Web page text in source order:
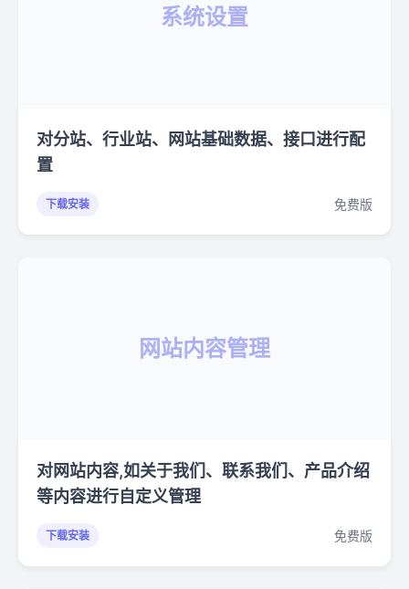
系统设置
对分站、行业站、网站基础数据、接口进行配
置
下载安装 免费版
网站内容管理
对网站内容,如关于我们、联系我们、产品介绍
等内容进行自定义管理
下载安装 免费版